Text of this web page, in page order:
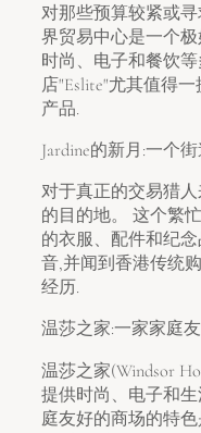
对那些预算较紧或
界贸易中心是一个
时尚、电子和餐饮
店"Eslite"尤其值得
产品.
Jardine的新月:一个
对于真正的交易猎人
的目的地。 这个繁
的衣服、配件和纪
音,并闻到香港传统
经历.
温莎之家:一家家庭
温莎之家(Windsor
提供时尚、电子和
庭友好的商场的特